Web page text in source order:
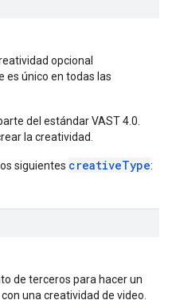
opcional
es único en todas las
del estándar VAST 4.0.
la creatividad.
siguientes creativeType:
de terceros para hacer un
una creatividad de video.